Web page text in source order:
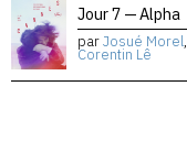
Jour 7 — Alpha
parJosué Morel,
Corentin Lê